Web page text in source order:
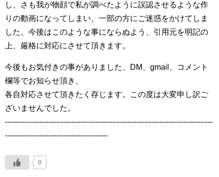
し、さも我が物顔で私が調べたように誤認させるような作
りの動画になってしまい、一部の方にご迷惑をかけてしま
した。今後はこのような事にならぬよう、引用元を明記の
上、厳格に対応にさせて頂きます。
今後もお気付きの事がありました、DM、gmail、コメント
欄等でお知らせ頂き、
各自対応させて頂きたく存じます。この度は大変申し訳ご
ざいませんでした。
-------------------------------------------------------------------------------------
------------------------------------------
0